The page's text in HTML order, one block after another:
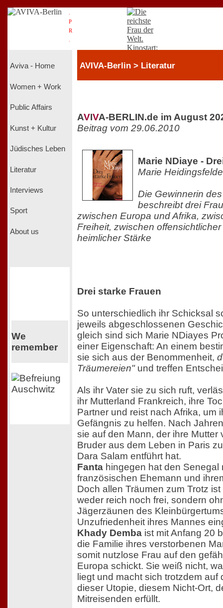
P
R
Aviva - Home
Women + Work
Public Affairs
Kunst + Kultur
Jüdisches Leben
Literatur
Interviews
Sport
About us
We
remember
AVIVA-Berlin > Literatur
AVIVA-BERLIN.de im August
Beitrag vom 29.06.2010
Marie NDiaye -
Marie
Die Gewinnerin
beschreibt drei
zwischen Europa und Afrika,
Freiheit, zwischen
heimlicher Stärke
Drei starke Frauen
So unterschiedlich ihr Schicksal
jeweils abgeschlossenen
gleich sind sich Marie NDiayes
einer Eigenschaft: An einem
sie sich aus der Benommenheit,
Träumereien"und treffen
Als ihr Vater sie zu sich ruft,
ihr Mutterland Frankreich, ihre
Partner und reist nach Afrika, um
Gefängnis zu helfen. Nach
sie auf den Mann, der ihre Mutter
Bruder aus dem Leben in Paris
Dara Salam entführt hat.
Fanta hingegen hat den Senegal
französischen Ehemann und
Doch allen Träumen zum Trotz
weder reich noch frei, sondern
Jägerzäunen des
Unzufriedenheit ihres Mannes
Khady Demba ist mit Anfang 20
die Familie ihres verstorbenen
somit nutzlose Frau auf den
Europa schickt. Sie weiß nicht,
liegt und macht sich trotzdem auf
dieser Utopie, diesem Nicht-Ort,
Mitreisenden erfüllt.